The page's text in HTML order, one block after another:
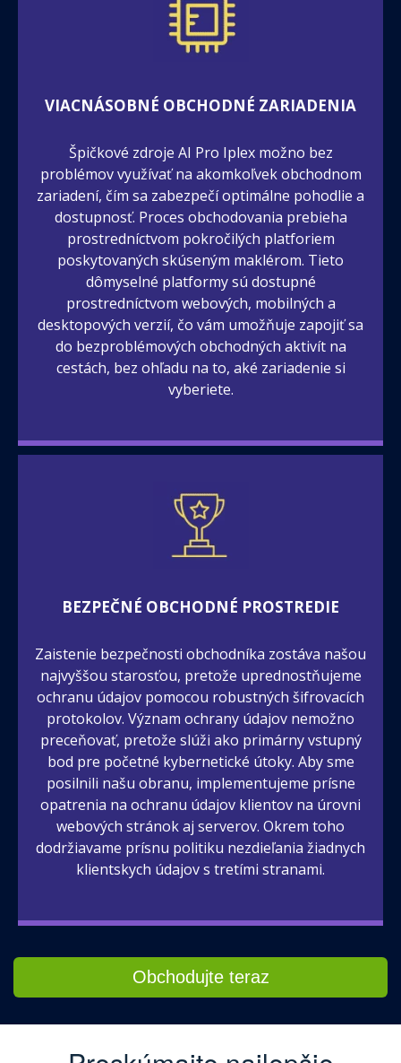
VIACNÁSOBNÉ OBCHODNÉ ZARIADENIA
Špičkové zdroje AI Pro Iplex možno bez
problémov využívať na akomkoľvek obchodnom
zariadení, čím sa zabezpečí optimálne pohodlie a
dostupnosť. Proces obchodovania prebieha
prostredníctvom pokročilých platforiem
poskytovaných skúseným maklérom. Tieto
dômyselné platformy sú dostupné
prostredníctvom webových, mobilných a
desktopových verzií, čo vám umožňuje zapojiť sa
do bezproblémových obchodných aktivít na
cestách, bez ohľadu na to, aké zariadenie si
vyberiete.
BEZPEČNÉ OBCHODNÉ PROSTREDIE
Zaistenie bezpečnosti obchodníka zostáva našou
najvyššou starosťou, pretože uprednostňujeme
ochranu údajov pomocou robustných šifrovacích
protokolov. Význam ochrany údajov nemožno
preceňovať, pretože slúži ako primárny vstupný
bod pre početné kybernetické útoky. Aby sme
posilnili našu obranu, implementujeme prísne
opatrenia na ochranu údajov klientov na úrovni
webových stránok aj serverov. Okrem toho
dodržiavame prísnu politiku nezdieľania žiadnych
klientskych údajov s tretími stranami.
Obchodujte teraz